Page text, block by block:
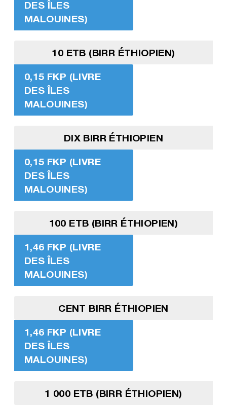
DES ÎLES
MALOUINES)
10 ETB (BIRR ÉTHIOPIEN)
0,15 FKP (LIVRE
DES ÎLES
MALOUINES)
DIX BIRR ÉTHIOPIEN
0,15 FKP (LIVRE
DES ÎLES
MALOUINES)
100 ETB (BIRR ÉTHIOPIEN)
1,46 FKP (LIVRE
DES ÎLES
MALOUINES)
CENT BIRR ÉTHIOPIEN
1,46 FKP (LIVRE
DES ÎLES
MALOUINES)
1 000 ETB (BIRR ÉTHIOPIEN)